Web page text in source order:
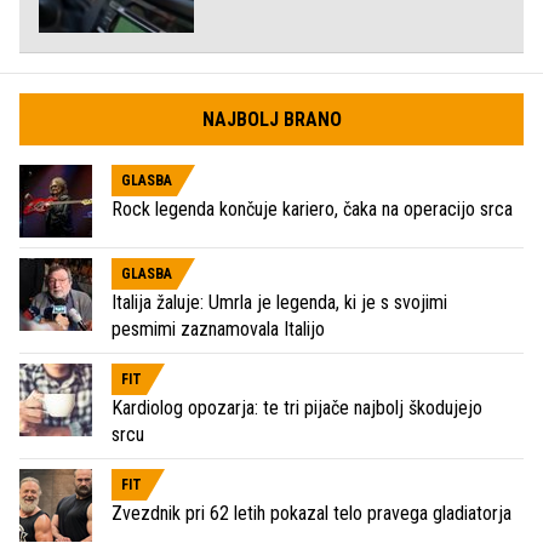
NAJBOLJ BRANO
GLASBA
Rock legenda končuje kariero, čaka na operacijo srca
GLASBA
Italija žaluje: Umrla je legenda, ki je s svojimi
pesmimi zaznamovala Italijo
FIT
Kardiolog opozarja: te tri pijače najbolj škodujejo
srcu
FIT
Zvezdnik pri 62 letih pokazal telo pravega gladiatorja